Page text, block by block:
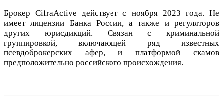
Брокер CifraActive действует с ноября 2023 года. Не
имеет лицензии Банка России, а также и регуляторов
других юрисдикций. Связан с криминальной
группировкой, включающей ряд известных
псевдоброкерских афер, и платформой скамов
предположительно российского происхождения.